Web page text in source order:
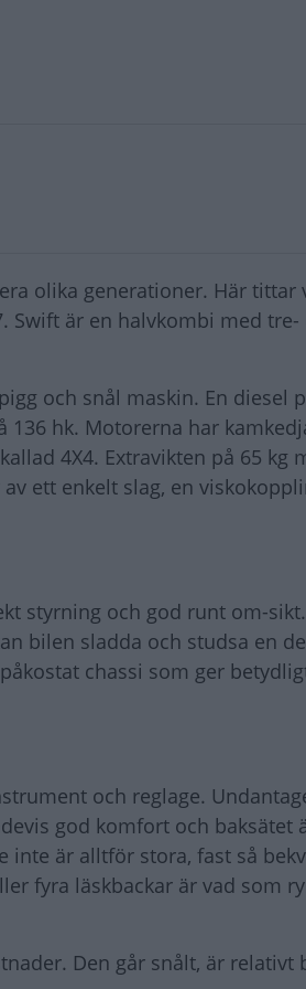
olika generationer. Här tittar
Swift är en halvkombi med
och snål maskin. En diesel
hk. Motorerna har
4X4. Extravikten på 65 kg
ett enkelt slag, en
styrning och god runt om-
bilen sladda och studsa en
chassi som ger
och reglage.
god komfort och baksätet
inte är alltför stora, fast så
fyra läskbackar är vad som
Den går snålt, är relativt